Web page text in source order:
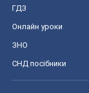
ГДЗ
Онлайн уроки
ЗНО
СНД посібники